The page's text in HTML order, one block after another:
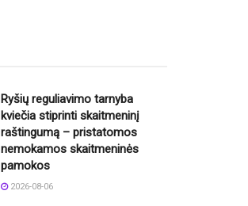
Ryšių reguliavimo tarnyba
kviečia stiprinti skaitmeninį
raštingumą – pristatomos
nemokamos skaitmeninės
pamokos
2026-08-06